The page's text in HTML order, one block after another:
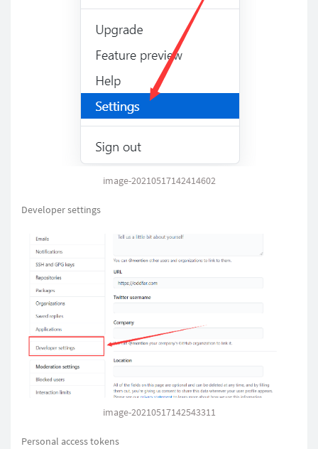
image-20210517142414602
Developer settings
image-20210517142543311
Personal access tokens